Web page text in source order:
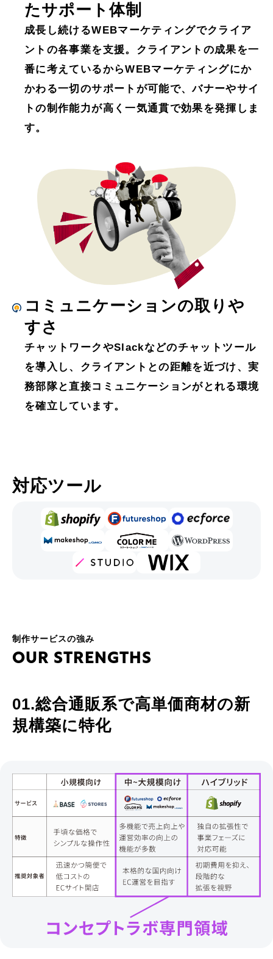
たサポート体制
成⻑し続けるWEBマーケティングでクライア
ントの各事業を⽀援。クライアントの成果を一
番に考えているからWEBマーケティングにか
かわる一切のサポートが可能で、バナーやサイ
トの制作能力が高く一気通貫で効果を発揮しま
す。
コミュニケーションの取りや
すさ
チャットワークやSlackなどのチャットツール
を導入し、クライアントとの距離を近づけ、実
務部隊と直接コミュニケーションがとれる環境
を確立しています。
対応ツール
制作サービスの強み
OUR STRENGTHS
01.総合通販系で⾼単価商材の新
規構築に特化